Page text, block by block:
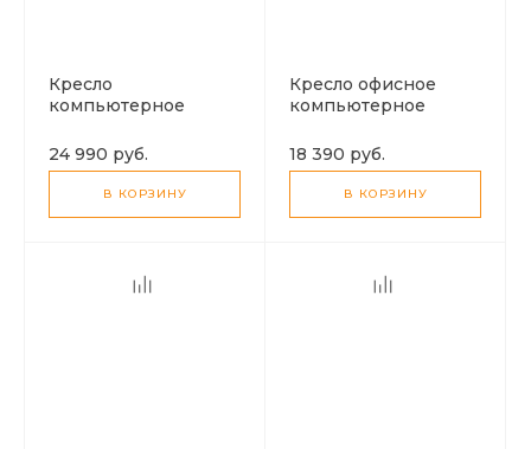
Кресло
компьютерное
синий велюр !!!!
24 990 руб.
В КОРЗИНУ
Кресло офисное
компьютерное
кожа !!!!
18 390 руб.
В КОРЗИНУ